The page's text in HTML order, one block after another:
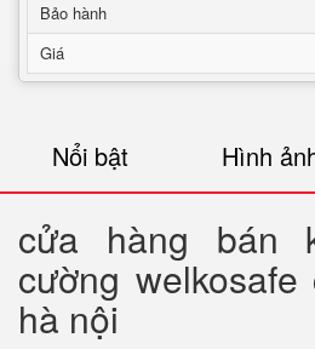
Bảo hành
Giá
Nổi bật Hình
cửa hàng bán
cường
hà nội